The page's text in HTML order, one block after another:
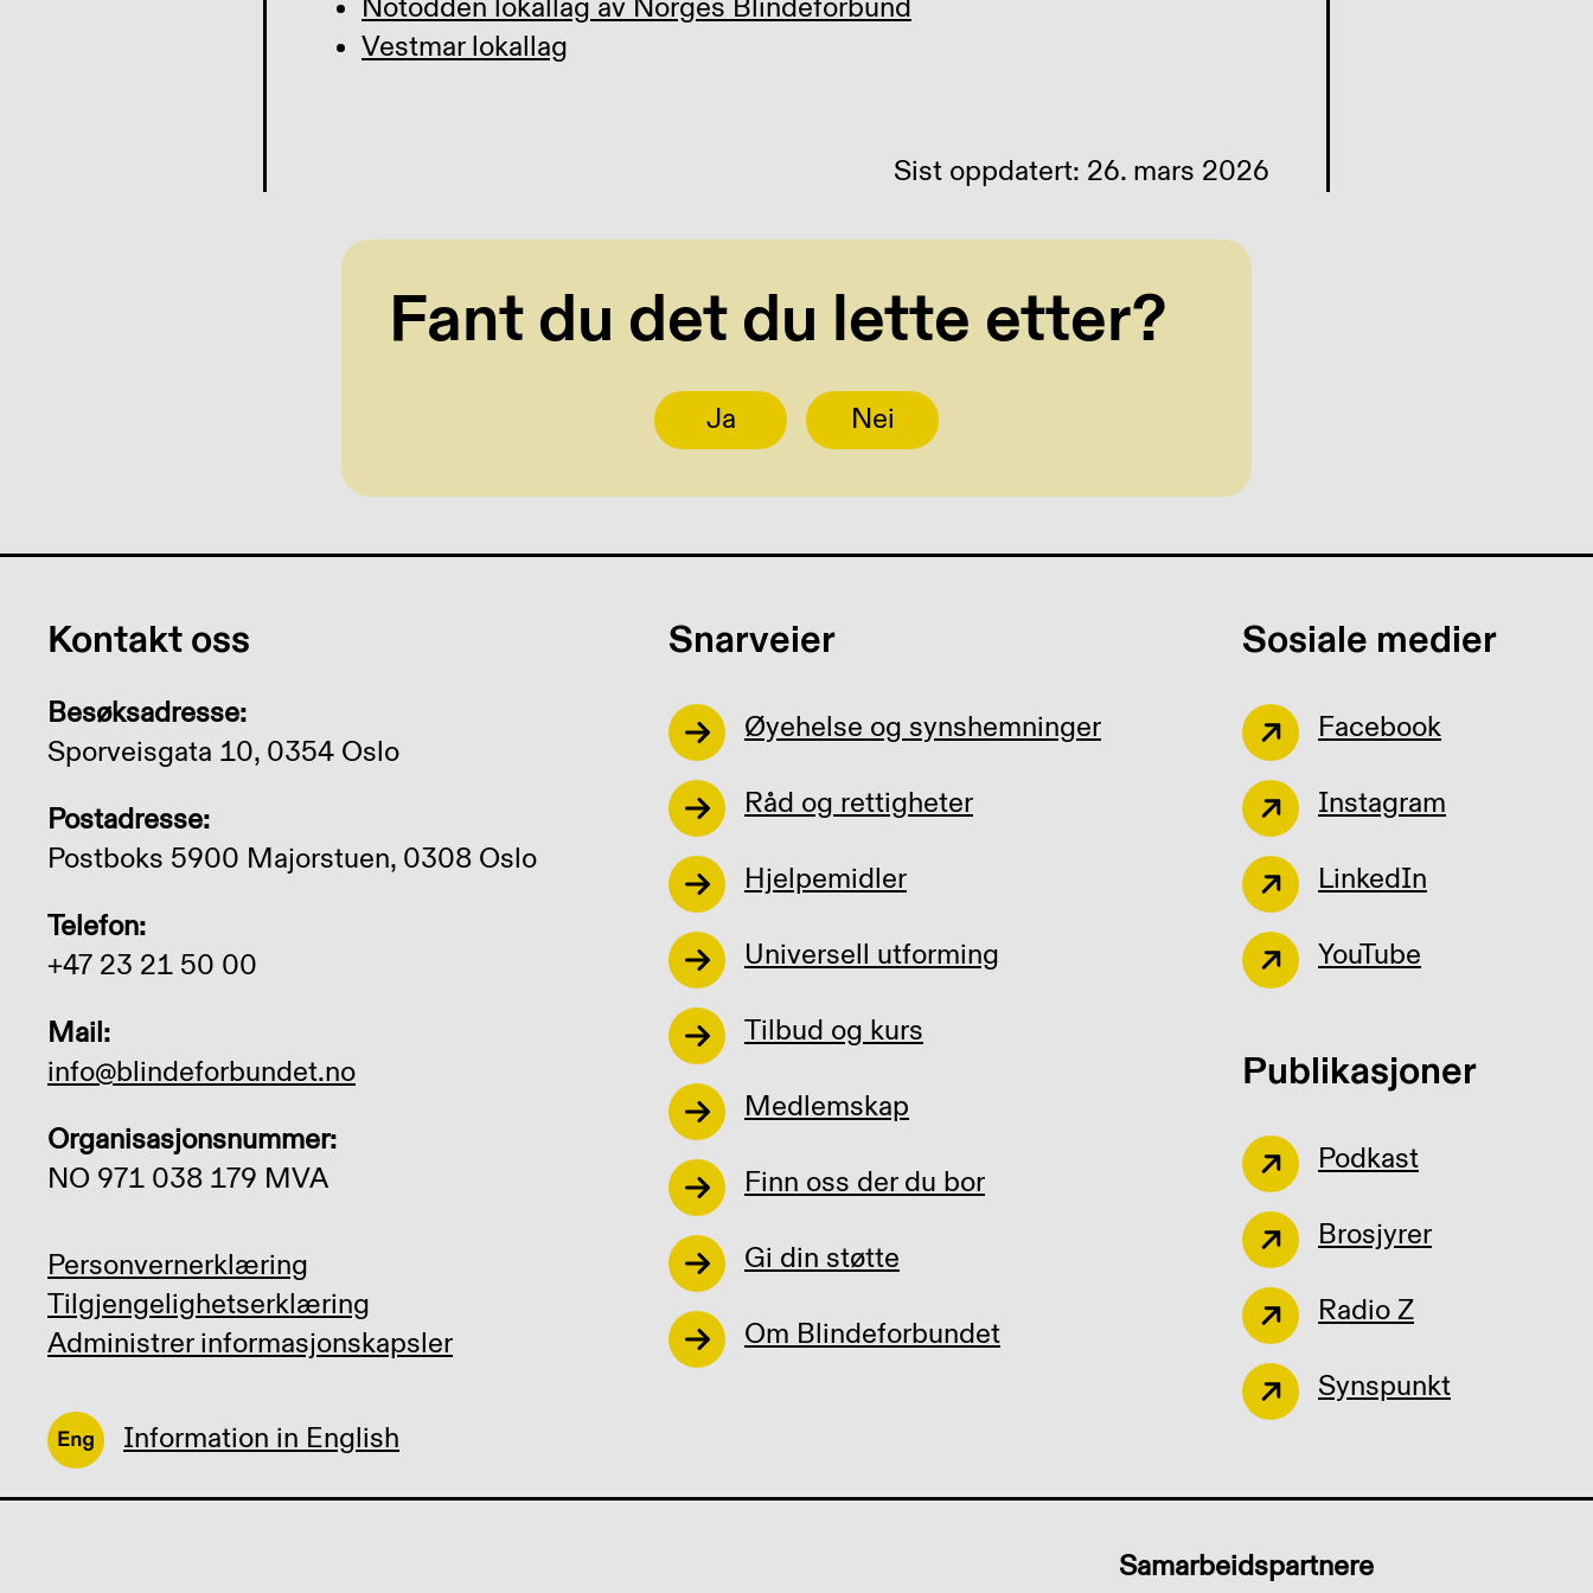
Notodden lokallag av Norges Blindeforbund
Vestmar lokallag
Sist oppdatert: 26. mars 2026
Fant du det du lette etter?
Ja Nei
Kontakt oss
Besøksadresse:
Sporveisgata 10, 0354 Oslo
Postadresse:
Postboks 5900 Majorstuen, 0308 Oslo
Telefon:
+47 23 21 50 00
Mail:
info@blindeforbundet.no
Organisasjonsnummer:
NO 971 038 179 MVA
Personvernerklæring
Tilgjengelighetserklæring
Administrer informasjonskapsler
Information in English
Snarveier
Øyehelse og synshemninger
Råd og rettigheter
Hjelpemidler
Universell utforming
Tilbud og kurs
Medlemskap
Finn oss der du bor
Gi din støtte
Om Blindeforbundet
Sosiale medier
Facebook
Instagram
LinkedIn
YouTube
Publikasjoner
Podkast
Brosjyrer
Radio Z
Synspunkt
Samarbeidspartnere